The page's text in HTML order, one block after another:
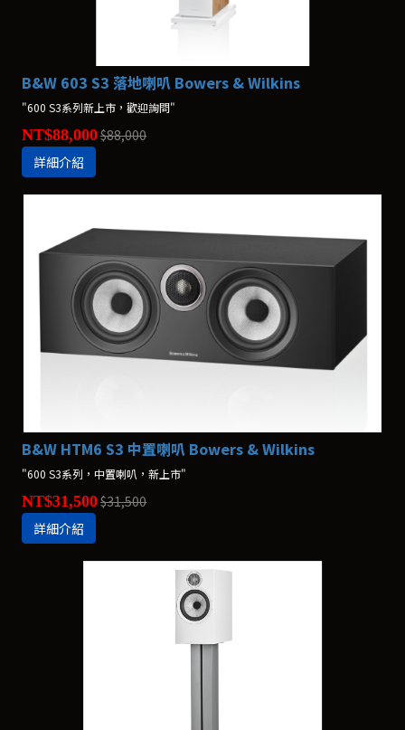
B&W 603 S3 落地喇叭 Bowers & Wilkins
"600 S3系列新上市，歡迎詢問"
NT$88,000$88,000
詳細介紹
B&W HTM6 S3 中置喇叭 Bowers & Wilkins
"600 S3系列，中置喇叭，新上市"
NT$31,500$31,500
詳細介紹